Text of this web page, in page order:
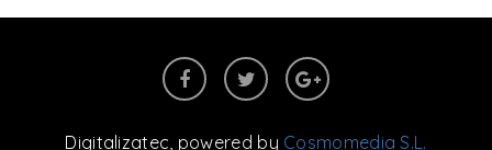
Digitalizatec, powered by Cosmomedia S.L.